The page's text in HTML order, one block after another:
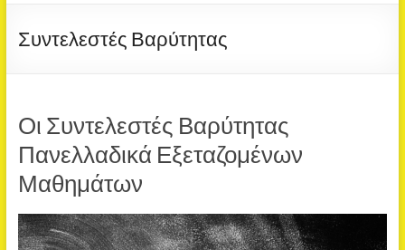
Συντελεστές Βαρύτητας
Οι Συντελεστές Βαρύτητας
Πανελλαδικά Εξεταζομένων
Μαθημάτων